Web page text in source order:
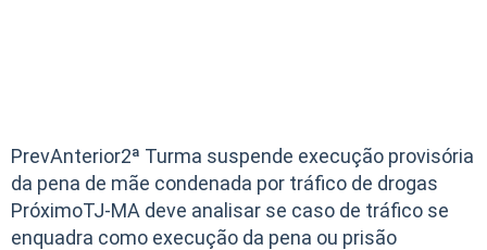
PrevAnterior2ª Turma suspende execução provisória
da pena de mãe condenada por tráfico de drogas
PróximoTJ-MA deve analisar se caso de tráfico se
enquadra como execução da pena ou prisão